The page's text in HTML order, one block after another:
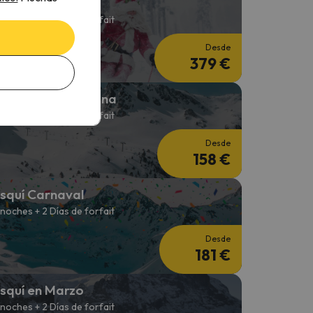
+ 3 Días de forfait
Desde
379 €
Esquí Fin de Semana
noches + 2 Días de forfait
Desde
158 €
Carnaval
+ 2 Días de forfait
Desde
181 €
en Marzo
+ 2 Días de forfait